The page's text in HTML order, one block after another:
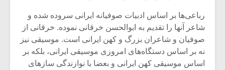
رباعی‌ها بر اساس ادبیات صوفیانه ایرانی سروده شده و
شاعر آنها را تقدیم به ابوالحسن خرقانی نموده. خرقانی از
صوفیان و شاعران بزرگ و کهن ایرانی است. موسیقی نیز
نه بر اساس دستگاه‌های امروزی موسیقی ایرانی،‌ بلکه بر
اساس موسیقی کهن ایرانی و بعضا با نوازندگی سازهای